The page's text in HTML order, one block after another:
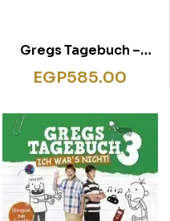
Gregs Tagebuch –
Mach’s wie Greg!
EGP585.00